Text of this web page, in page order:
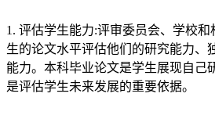
1. 评估学生能力:评审委员会、学校
生的论文水平评估他们的研究能力、
能力。本科毕业论文是学生展现自己
是评估学生未来发展的重要依据。